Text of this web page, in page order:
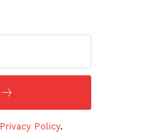
Privacy Policy.